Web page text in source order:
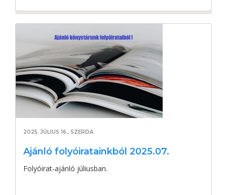
2025. JÚLIUS 16., SZERDA
Ajánló folyóiratainkból 2025.07.
Folyóirat-ajánló júliusban.